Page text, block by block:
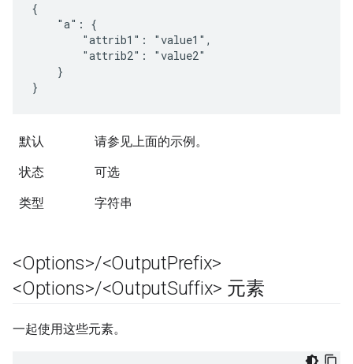
{
    "a": {
        "attrib1": "value1",
        "attrib2": "value2"
    }
}
默认 请参见上面的示例。
状态 可选
类型 字符串
<Options>/<OutputPrefix>
<Options>/<OutputSuffix> 元素
一起使用这些元素。